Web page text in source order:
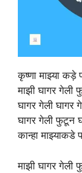
कृष्णा माझ्या कड़े
माझी घागर गेली
घागर गेली घागर
घागर गेली फुटून
कान्हा माझ्याकडे
माझी घागर गेली